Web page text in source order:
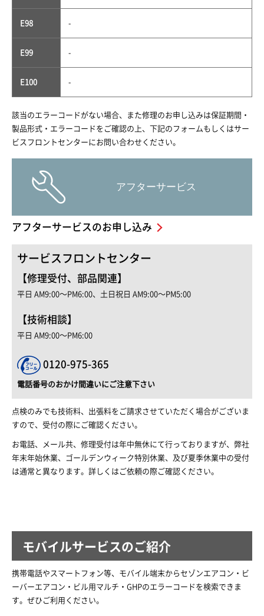
E98 -
E99 -
E100 -
該当のエラーコードがない場合、また修理のお申し込みは保証期間・
製品形式・エラーコードをご確認の上、下記のフォームもしくはサー
ビスフロントセンターにお問い合わせください。
アフターサービスのお申し込み
サービスフロントセンター
【修理受付、部品関連】
平日 AM9:00〜PM6:00、土日祝日 AM9:00〜PM5:00
【技術相談】
平日 AM9:00〜PM6:00
0120-975-365
電話番号のおかけ間違いにご注意下さい
点検のみでも技術料、出張料をご請求させていただく場合がございま
すので、受付の際にご確認ください。
お電話、メール共、修理受付は年中無休にて行っておりますが、弊社
年末年始休業、ゴールデンウィーク特別休業、及び夏季休業中の受付
は通常と異なります。詳しくはご依頼の際ご確認ください。
モバイルサービスのご紹介
携帯電話やスマートフォン等、モバイル端末からセゾンエアコン・ビ
ーバーエアコン・ビル用マルチ・GHPのエラーコードを検索できま
す。ぜひご利用ください。